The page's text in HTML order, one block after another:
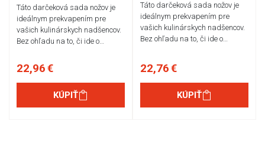
Táto darčeková sada nožov je
ideálnym prekvapením pre
vašich kulinárskych nadšencov.
Bez ohľadu na to, či ide o…
22,96 €
KÚPIŤ
Táto darčeková sada nožov je
ideálnym prekvapením pre
vašich kulinárskych nadšencov.
Bez ohľadu na to, či ide o…
22,76 €
KÚPIŤ